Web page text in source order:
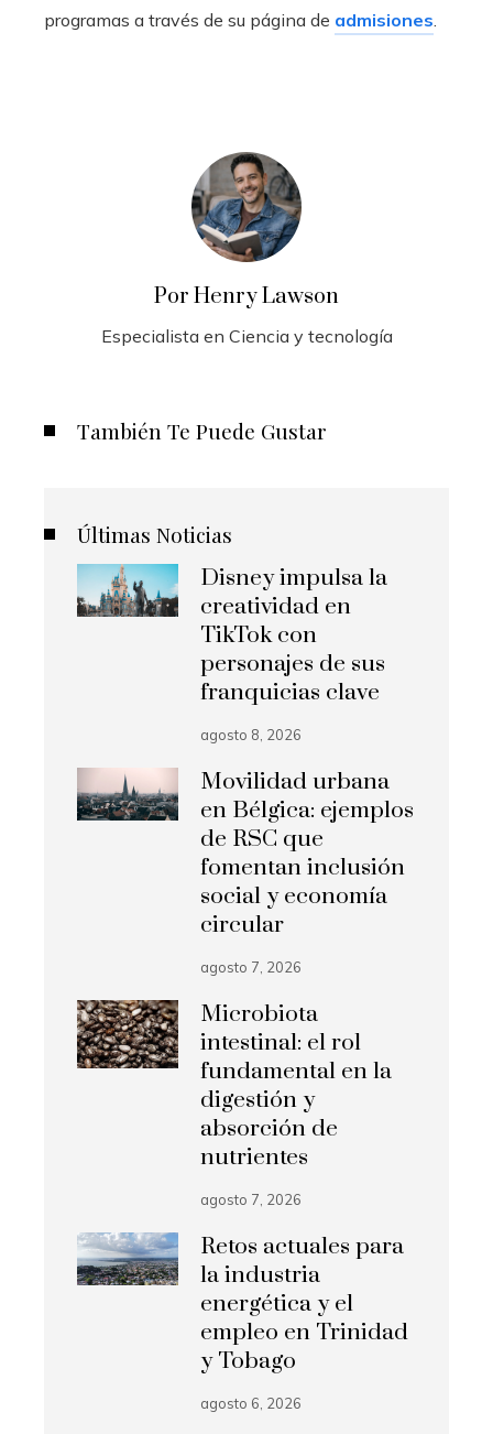
programas a través de su página de admisiones
Por Henry Lawson
Especialista en Ciencia y tecnología
También Te Puede Gustar
Últimas Noticias
Disney impulsa la
creatividad en
TikTok con
personajes de sus
franquicias clave
agosto 8, 2026
Movilidad urbana
en Bélgica: ejemplos
de RSC que
fomentan inclusión
social y economía
circular
agosto 7, 2026
Microbiota
intestinal: el rol
fundamental en la
digestión y
absorción de
nutrientes
agosto 7, 2026
Retos actuales para
la industria
energética y el
empleo en Trinidad
y Tobago
agosto 6, 2026